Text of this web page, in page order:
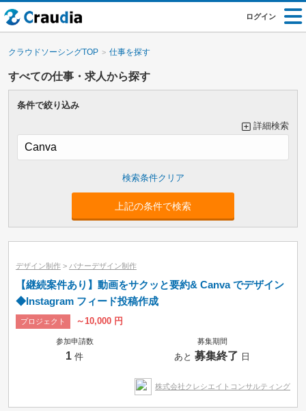
ログイン
クラウドソーシングTOP 仕事を探す
すべての仕事・求人から探す
条件で絞り込み
詳細検索
上記の条件で検索
デザイン制作 > バナーデザイン制作
【継続案件あり】動画をサクッと要約& Canva でデザイン
◆Instagram フィード投稿作成
プロジェクト ～10,000 円
参加申請数
1 件
募集期間
あと募集終了 日
株式会社クレシエイトコンサルティング